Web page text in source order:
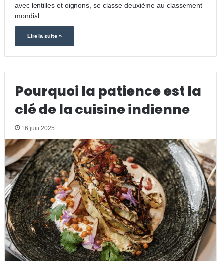
avec lentilles et oignons, se classe deuxième au classement
mondial…
Lire la suite »
Pourquoi la patience est la
clé de la cuisine indienne
16 juin 2025